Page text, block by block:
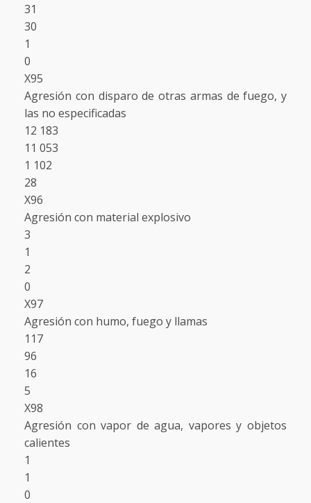
31
30
1
0
X95
Agresión con disparo de otras armas de fuego, y
las no especificadas
12 183
11 053
1 102
28
X96
Agresión con material explosivo
3
1
2
0
X97
Agresión con humo, fuego y llamas
117
96
16
5
X98
Agresión con vapor de agua, vapores y objetos
calientes
1
1
0